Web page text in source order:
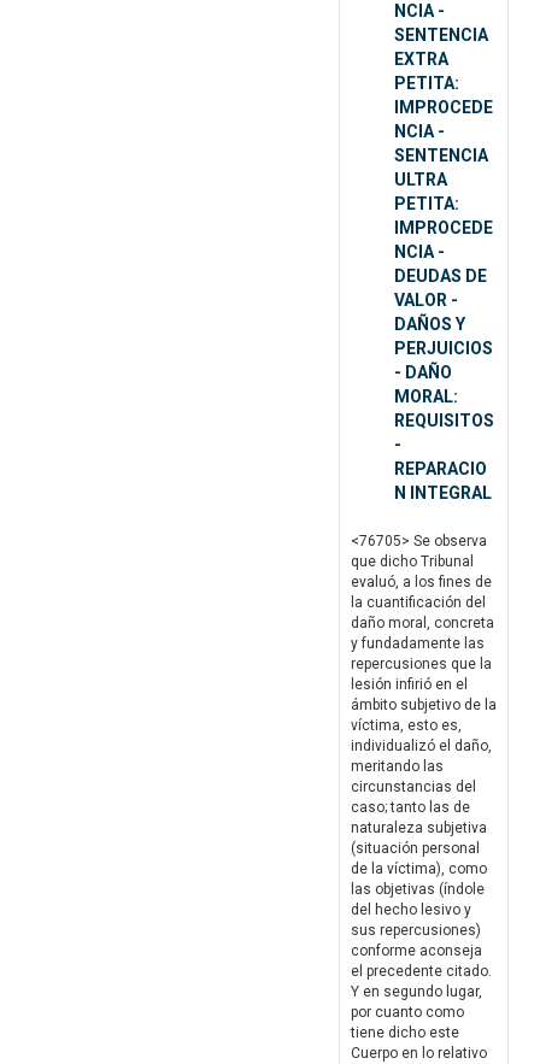
NCIA -
SENTENCIA
EXTRA
PETITA:
IMPROCEDE
NCIA -
SENTENCIA
ULTRA
PETITA:
IMPROCEDE
NCIA -
DEUDAS DE
VALOR -
DAÑOS Y
PERJUICIOS
- DAÑO
MORAL:
REQUISITOS
-
REPARACIO
N INTEGRAL
<76705> Se observa
que dicho Tribunal
evaluó, a los fines de
la cuantificación del
daño moral, concreta
y fundadamente las
repercusiones que la
lesión infirió en el
ámbito subjetivo de la
víctima, esto es,
individualizó el daño,
meritando las
circunstancias del
caso; tanto las de
naturaleza subjetiva
(situación personal
de la víctima), como
las objetivas (índole
del hecho lesivo y
sus repercusiones)
conforme aconseja
el precedente citado.
Y en segundo lugar,
por cuanto como
tiene dicho este
Cuerpo en lo relativo